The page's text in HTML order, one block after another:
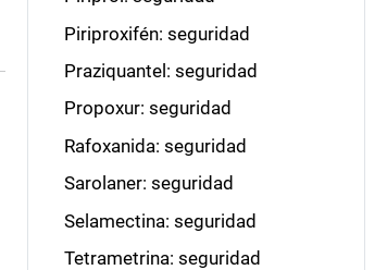
Piriproxifén: seguridad
Praziquantel: seguridad
Propoxur: seguridad
Rafoxanida: seguridad
Sarolaner: seguridad
Selamectina: seguridad
Tetrametrina: seguridad